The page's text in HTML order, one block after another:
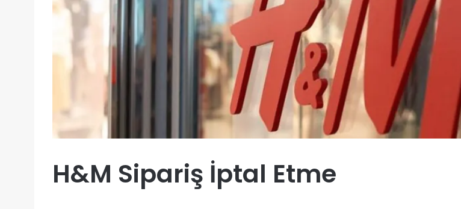
H&M Sipariş İptal Etme